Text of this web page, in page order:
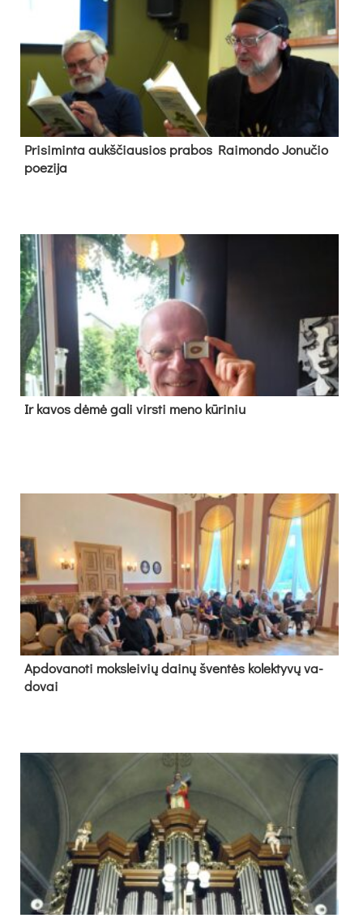
Pri­si­min­ta aukš­čiau­sios pra­bos Rai­mon­do Jo­nu­čio
poe­zi­ja
Ir ka­vos dė­mė ga­li virs­ti me­no kū­ri­niu
Ap­do­va­no­ti moks­lei­vių dai­nų šven­tės ko­lek­ty­vų va­
do­vai